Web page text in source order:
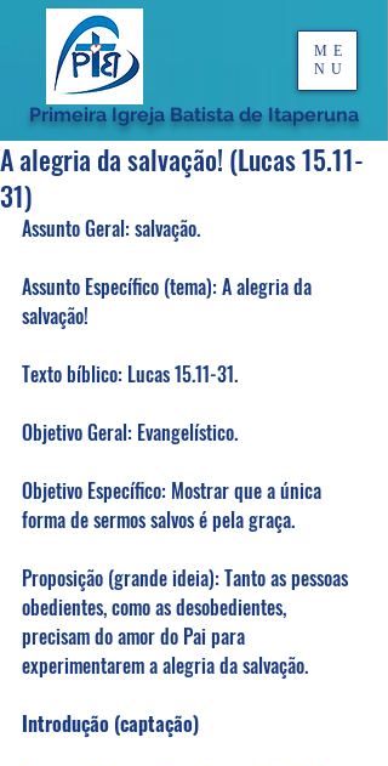
Primeira Igreja Batista de Itaperuna
ME
NU
A alegria da salvação! (Lucas 15.11-
31)
Assunto Geral: salvação.
Assunto Específico (tema): A alegria da
salvação!
Texto bíblico: Lucas 15.11-31.
Objetivo Geral: Evangelístico.
Objetivo Específico: Mostrar que a única
forma de sermos salvos é pela graça.
Proposição (grande ideia): Tanto as pessoas
obedientes, como as desobedientes,
precisam do amor do Pai para
experimentarem a alegria da salvação.
Introdução (captação)